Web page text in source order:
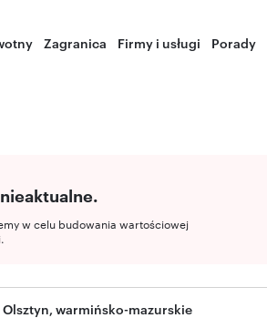
Zagranica Firmy i usługi Porady
w celu budowania wartościowej
Olsztyn, warmińsko-mazurskie